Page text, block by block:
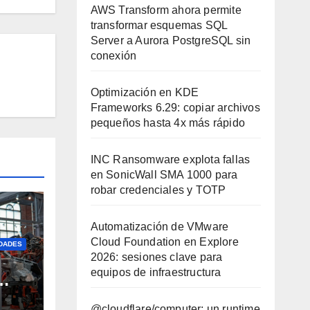
AWS Transform ahora permite
transformar esquemas SQL
Server a Aurora PostgreSQL sin
conexión
Optimización en KDE
Frameworks 6.29: copiar archivos
pequeños hasta 4x más rápido
INC Ransomware explota fallas
en SonicWall SMA 1000 para
robar credenciales y TOTP
Automatización de VMware
Cloud Foundation en Explore
2026: sesiones clave para
equipos de infraestructura